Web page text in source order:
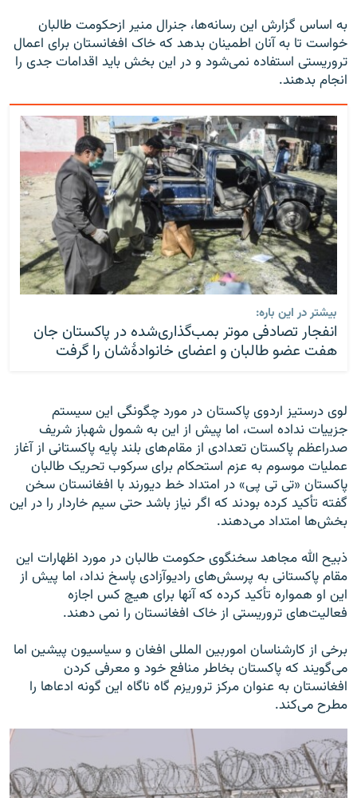
به اساس گزارش این رسانه‌ها، جنرال منیر ازحکومت طالبان
خواست تا به آنان اطمینان بدهد که خاک افغانستان برای اعمال
تروریستی استفاده نمی‌شود و در این بخش باید اقدامات جدی را
انجام بدهند.
بیشتر در این باره:
انفجار تصادفی موتر بمب‌گذاری‌شده در پاکستان جان
هفت عضو طالبان و اعضای خانوادۀ‌شان را گرفت
لوی درستیز اردوی پاکستان در مورد چگونگی این سیستم
جزییات نداده است، اما پیش از این به شمول شهباز شریف
صدراعظم پاکستان تعدادی از مقام‌های بلند پایه پاکستانی از آغاز
عملیات موسوم به عزم استحکام برای سرکوب تحریک طالبان
پاکستان «تی تی پی» در امتداد خط دیورند با افغانستان سخن
گفته تأکید کرده بودند که اگر نیاز باشد حتی سیم خاردار را در این
بخش‌ها امتداد می‌دهند.
ذبیح الله مجاهد سخنگوی حکومت طالبان در مورد اظهارات این
مقام پاکستانی به پرسش‌های رادیوآزادی پاسخ نداد، اما پیش از
این او همواره تأکید کرده که آنها برای هیچ کس اجازه
فعالیت‌های تروریستی از خاک افغانستان را نمی دهند.
برخی از کارشناسان اموربین المللی افغان و سیاسیون پیشین اما
می‌گویند که پاکستان بخاطر منافع خود و معرفی کردن
افغانستان به عنوان مرکز تروریزم گاه ناگاه این گونه ادعاها را
مطرح می‌کند.